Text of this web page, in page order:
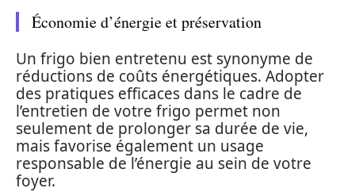
Économie d’énergie et préservation
Un frigo bien entretenu est synonyme de
réductions de coûts énergétiques. Adopter
des pratiques efficaces dans le cadre de
l’entretien de votre frigo permet non
seulement de prolonger sa durée de vie,
mais favorise également un usage
responsable de l’énergie au sein de votre
foyer.